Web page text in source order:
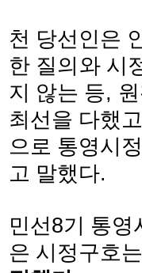
천 당선인은
한 질의와 시
지 않는 등,
최선을 다했
으로 통영시
고 말했다.
민선8기 통영
은 시정구호